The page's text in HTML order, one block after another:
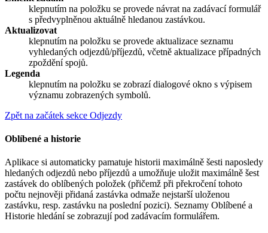
klepnutím na položku se provede návrat na zadávací formulář
s předvyplněnou aktuálně hledanou zastávkou.
Aktualizovat
klepnutím na položku se provede aktualizace seznamu
vyhledaných odjezdů/příjezdů, včetně aktualizace případných
zpoždění spojů.
Legenda
klepnutím na položku se zobrazí dialogové okno s výpisem
významu zobrazených symbolů.
Zpět na začátek sekce Odjezdy
Oblíbené a historie
Aplikace si automaticky pamatuje historii maximálně šesti naposledy
hledaných odjezdů nebo příjezdů a umožňuje uložit maximálně šest
zastávek do oblíbených položek (přičemž při překročení tohoto
počtu nejnověji přidaná zastávka odmaže nejstarší uloženou
zastávku, resp. zastávku na poslední pozici). Seznamy Oblíbené a
Historie hledáníse zobrazují pod zadávacím formulářem.